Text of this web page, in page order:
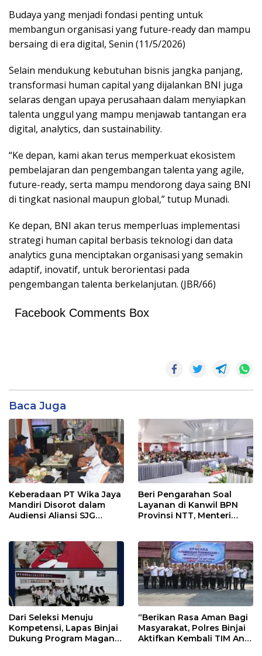
Budaya yang menjadi fondasi penting untuk
membangun organisasi yang future-ready dan mampu
bersaing di era digital, Senin (11/5/2026)
Selain mendukung kebutuhan bisnis jangka panjang,
transformasi human capital yang dijalankan BNI juga
selaras dengan upaya perusahaan dalam menyiapkan
talenta unggul yang mampu menjawab tantangan era
digital, analytics, dan sustainability.
“Ke depan, kami akan terus memperkuat ekosistem
pembelajaran dan pengembangan talenta yang agile,
future-ready, serta mampu mendorong daya saing BNI
di tingkat nasional maupun global,” tutup Munadi.
Ke depan, BNI akan terus memperluas implementasi
strategi human capital berbasis teknologi dan data
analytics guna menciptakan organisasi yang semakin
adaptif, inovatif, untuk berorientasi pada
pengembangan talenta berkelanjutan. (JBR/66)
Facebook Comments Box
Baca Juga
Keberadaan PT Wika Jaya
Mandiri Disorot dalam
Audiensi Aliansi SJG
Beri Pengarahan Soal
Layanan di Kanwil BPN
Provinsi NTT, Menteri
Dari Seleksi Menuju
Kompetensi, Lapas Binjai
Dukung Program Magang
“Berikan Rasa Aman Bagi
Masyarakat, Polres Binjai
Aktifkan Kembali TIM Anti